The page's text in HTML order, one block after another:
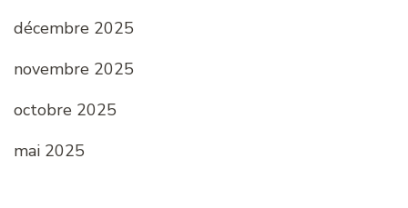
décembre 2025
novembre 2025
octobre 2025
mai 2025